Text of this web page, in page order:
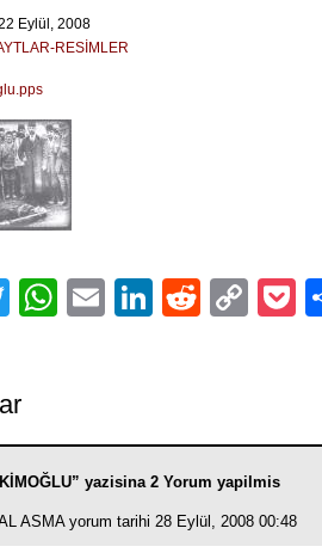
Eylül, 2008
RESİMLER
TwitterWhatsApp
EmailLinkedIn
Reddit
yazisina 2 Yorum yapilmis
ASMA yorum tarihi 28 Eylül, 2008 00:48